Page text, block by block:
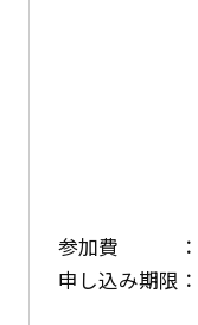
参加費
申し込み期限